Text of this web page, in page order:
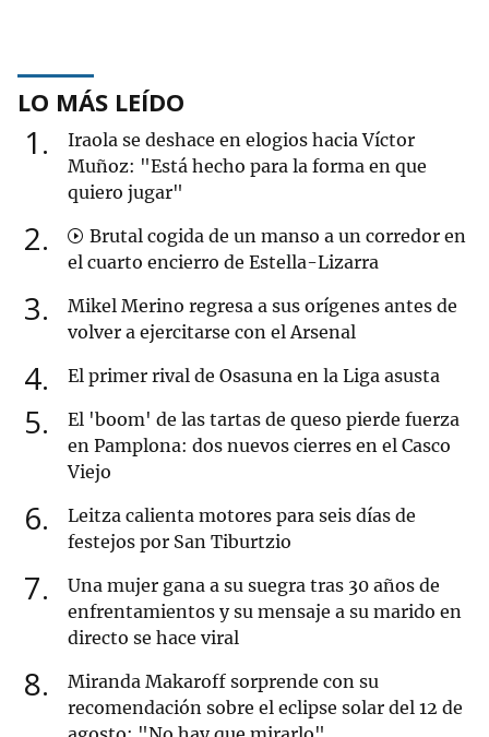
LO MÁS LEÍDO
1
Iraola se deshace en elogios hacia Víctor
Muñoz: "Está hecho para la forma en que
quiero jugar"
2
Brutal cogida de un manso a un corredor en
el cuarto encierro de Estella-Lizarra
3
Mikel Merino regresa a sus orígenes antes de
volver a ejercitarse con el Arsenal
4 El primer rival de Osasuna en la Liga asusta
5
El 'boom' de las tartas de queso pierde fuerza
en Pamplona: dos nuevos cierres en el Casco
Viejo
6
Leitza calienta motores para seis días de
festejos por San Tiburtzio
7
Una mujer gana a su suegra tras 30 años de
enfrentamientos y su mensaje a su marido en
directo se hace viral
8
Miranda Makaroff sorprende con su
recomendación sobre el eclipse solar del 12 de